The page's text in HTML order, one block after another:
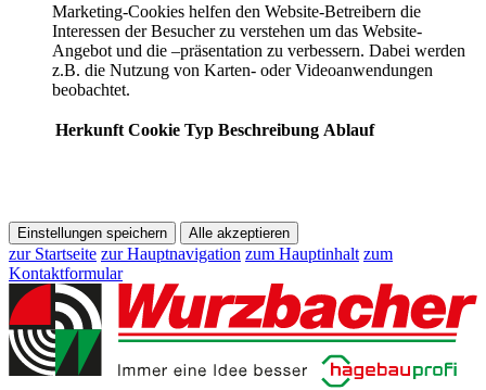
Marketing-Cookies helfen den Website-Betreibern die
Interessen der Besucher zu verstehen um das Website-
Angebot und die –präsentation zu verbessern. Dabei werden
z.B. die Nutzung von Karten- oder Videoanwendungen
beobachtet.
Herkunft Cookie Typ Beschreibung Ablauf
Einstellungen speichern Alle akzeptieren
zur Startseite zur Hauptnavigation zum Hauptinhalt zum
Kontaktformular